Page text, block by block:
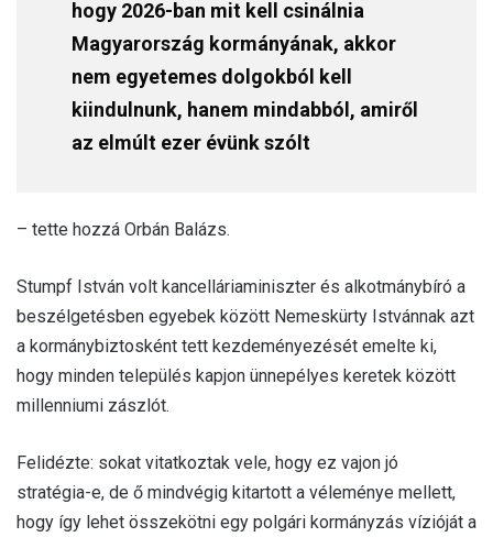
hogy 2026-ban mit kell csinálnia
Magyarország kormányának, akkor
nem egyetemes dolgokból kell
kiindulnunk, hanem mindabból, amiről
az elmúlt ezer évünk szólt
– tette hozzá Orbán Balázs.
Stumpf István volt kancelláriaminiszter és alkotmánybíró a
beszélgetésben egyebek között Nemeskürty Istvánnak azt
a kormánybiztosként tett kezdeményezését emelte ki,
hogy minden település kapjon ünnepélyes keretek között
millenniumi zászlót.
Felidézte: sokat vitatkoztak vele, hogy ez vajon jó
stratégia-e, de ő mindvégig kitartott a véleménye mellett,
hogy így lehet összekötni egy polgári kormányzás vízióját a